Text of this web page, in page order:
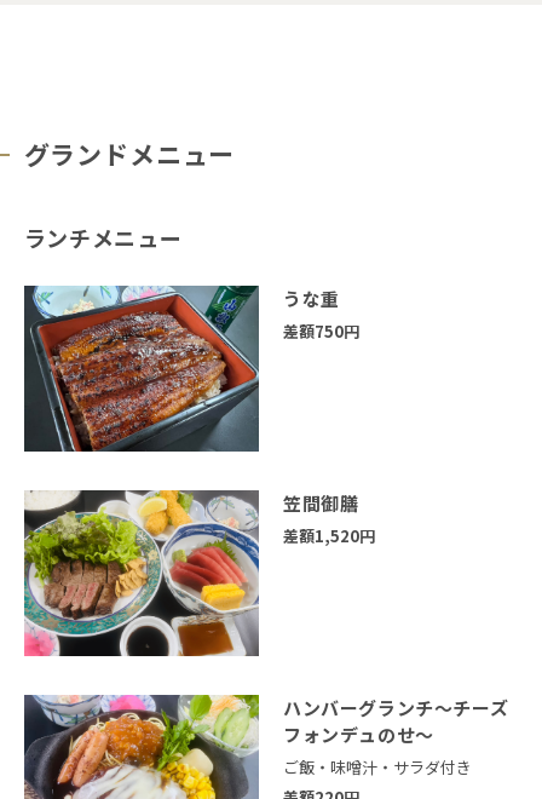
グランドメニュー
ランチメニュー
うな重
差額750円
笠間御膳
差額1,520円
ハンバーグランチ～チーズ
フォンデュのせ～
ご飯・味噌汁・サラダ付き